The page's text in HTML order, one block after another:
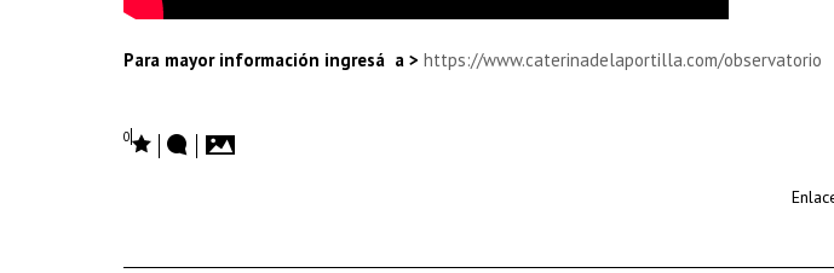
Para mayor información ingresá a > https://www.caterinadelaportilla.com/observatorio
0